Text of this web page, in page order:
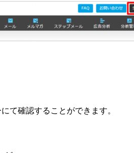
て確認することができます。